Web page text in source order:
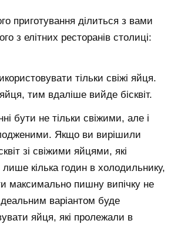
приготування ділиться з вами
з елітних ресторанів столиці:
тільки свіжі яйця.
тим вдаліше вийде бісквіт.
бути не тільки свіжими, але і
Якщо ви вирішили
зі свіжими яйцями, які
кілька годин в холодильнику,
максимально пишну випічку не
варіантом буде
яйця, які пролежали в